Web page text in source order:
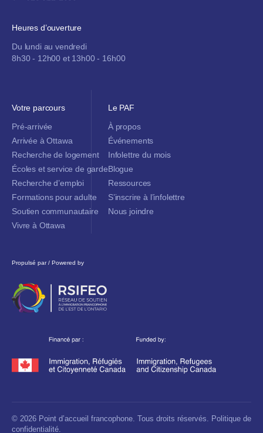
Heures d’ouverture
Du lundi au vendredi
8h30 - 12h00 et 13h00 - 16h00
Votre parcours
Pré-arrivée
Arrivée à Ottawa
Recherche de logement
Écoles et service de garde
Recherche d’emploi
Formations pour adulte
Soutien communautaire
Vivre à Ottawa
Le PAF
À propos
Événements
Infolettre du mois
Blogue
Ressources
S’inscrire à l’infolettre
Nous joindre
Propulsé par / Powered by
© 2026 Point d’accueil francophone. Tous droits réservés. Politique de
confidentialité.